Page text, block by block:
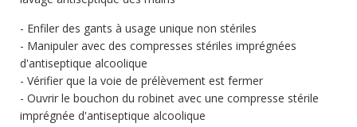
Enfiler des gants à usage unique non stériles
Manipuler avec des compresses stériles imprégnées
d'antiseptique alcoolique
Vérifier que la voie de prélèvement est fermer
Ouvrir le bouchon du robinet avec une compresse stérile
imprégnée d'antiseptique alcoolique